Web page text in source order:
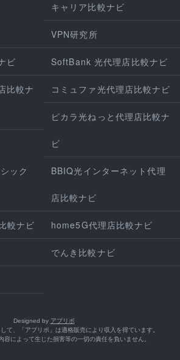
キャリア比較ナビ
VPN研究所
ビ SoftBank 光代理店比較ナビ
比較ナ コミュファ光代理店比較ナビ
ピカラ光ねっと代理店比較ナ
ビ
ック BBIQ光インターネット代理
店比較ナビ
較ナビ home5G代理店比較ナビ
でんき比較ナビ
Designed by アプリポ
て、「アプリポ」は適格販売により収入を得ています。
容によって生じた損害等の一切の責任を負いません。